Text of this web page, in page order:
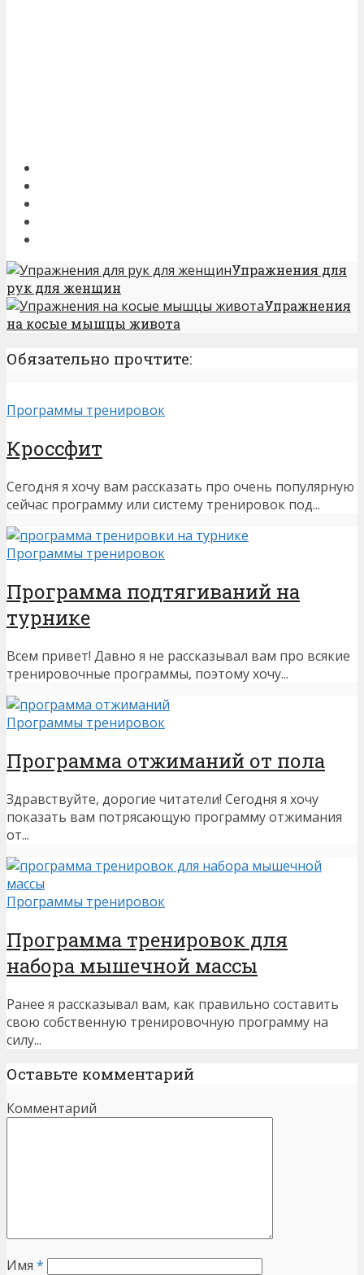
Упражнения для
рук для женщин
Упражнения
на косые мышцы живота
Обязательно прочтите:
Программы тренировок
Кроссфит
Сегодня я хочу вам рассказать про очень популярную
сейчас программу или систему тренировок под...
Программы тренировок
Программа подтягиваний на
турнике
Всем привет! Давно я не рассказывал вам про всякие
тренировочные программы, поэтому хочу...
Программы тренировок
Программа отжиманий от пола
Здравствуйте, дорогие читатели! Сегодня я хочу
показать вам потрясающую программу отжимания
от...
Программы тренировок
Программа тренировок для
набора мышечной массы
Ранее я рассказывал вам, как правильно составить
свою собственную тренировочную программу на
силу...
Оставьте комментарий
Комментарий
Имя *